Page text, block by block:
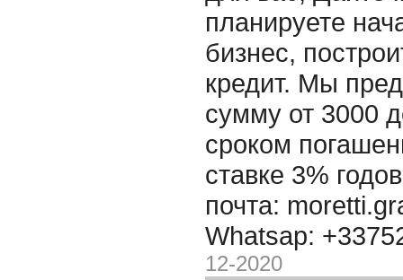
планируете
бизнес,
кредит. Мы
сумму от 3000
сроком
ставке 3%
почта:
Whatsap:
12-2020